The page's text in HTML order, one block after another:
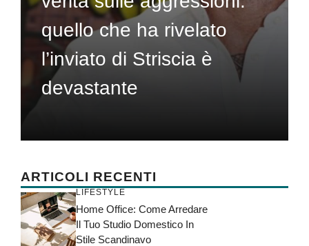
quello che ha rivelato
l’inviato di Striscia è
devastante
ARTICOLI RECENTI
LIFESTYLE
Home Office: Come Arredare
Il Tuo Studio Domestico In
Stile Scandinavo